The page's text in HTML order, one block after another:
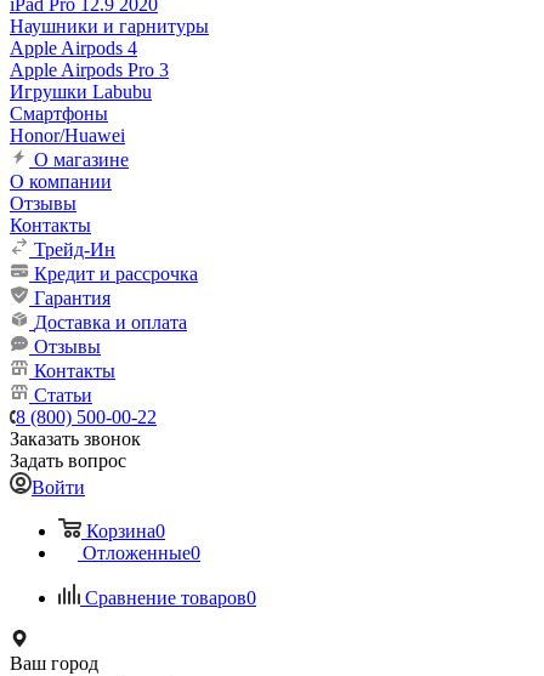
iPad Pro 12.9 2020
Наушники и гарнитуры
Apple Airpods 4
Apple Airpods Pro 3
Игрушки Labubu
Смартфоны
Honor/Huawei
О магазине
О компании
Отзывы
Контакты
Трейд-Ин
Кредит и рассрочка
Гарантия
Доставка и оплата
Отзывы
Контакты
Статьи
8 (800) 500-00-22
Заказать звонок
Задать вопрос
Войти
Корзина0
Отложенные0
Сравнение товаров0
Ваш город